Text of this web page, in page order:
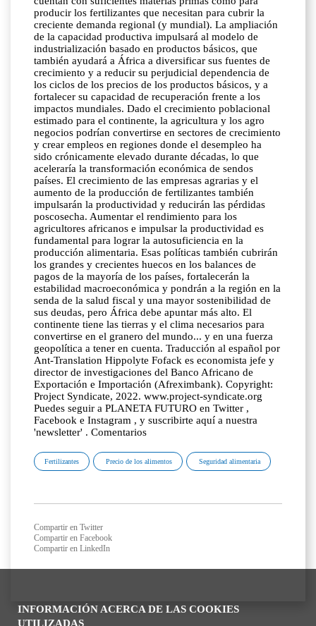
INFORMACIÓN ACERCA DE LAS COOKIES
UTILIZADAS
producir los fertilizantes que necesitan para cubrir la
creciente demanda regional (y mundial). La ampliación
de la capacidad productiva impulsará al modelo de
industrialización basado en productos básicos, que
también ayudará a África a diversificar sus fuentes de
crecimiento y a reducir su perjudicial dependencia de
los ciclos de los precios de los productos básicos, y a
fortalecer su capacidad de recuperación frente a los
impactos mundiales. Dado el crecimiento poblacional
estimado para el continente, la agricultura y los agro
negocios podrían convertirse en sectores de crecimiento
y crear empleos en regiones donde el desempleo ha
sido crónicamente elevado durante décadas, lo que
aceleraría la transformación económica de sendos
países. El crecimiento de las empresas agrarias y el
aumento de la producción de fertilizantes también
impulsarán la productividad y reducirán las pérdidas
poscosecha. Aumentar el rendimiento para los
agricultores africanos e impulsar la productividad es
fundamental para lograr la autosuficiencia en la
producción alimentaria. Esas políticas también cubrirán
los grandes y crecientes huecos en los balances de
pagos de la mayoría de los países, fortalecerán la
estabilidad macroeconómica y pondrán a la región en la
senda de la salud fiscal y una mayor sostenibilidad de
sus deudas, pero África debe apuntar más alto. El
continente tiene las tierras y el clima necesarios para
convertirse en el granero del mundo... y en una fuerza
geopolítica a tener en cuenta. Traducción al español por
Ant-Translation Hippolyte Fofack es economista jefe y
director de investigaciones del Banco Africano de
Exportación e Importación (Afreximbank). Copyright:
Project Syndicate, 2022. www.project-syndicate.org
Puedes seguir a PLANETA FUTURO en Twitter ,
Facebook e Instagram , y suscribirte aquí a nuestra
'newsletter' . Comentarios
Fertilizantes Precio de los alimentos Seguridad alimentaria
Compartir en Twitter
Compartir en Facebook
Compartir en LinkedIn